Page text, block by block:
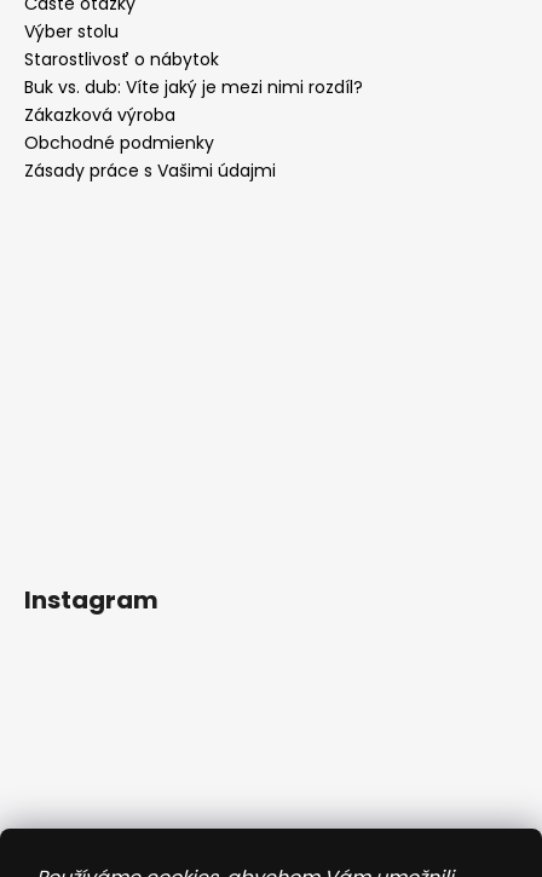
Výber stolu
Starostlivosť o nábytok
Buk vs. dub: Víte jaký je mezi nimi rozdíl?
Zákazková výroba
Obchodné podmienky
Zásady práce s Vašimi údajmi
Instagram